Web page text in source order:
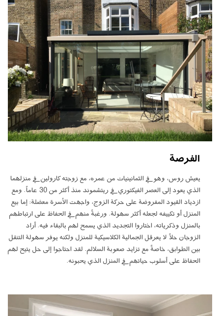
الفرصة
يعيش روس، وهو في الثمانينيات من عمره، مع زوجته كارولين في منزلهما
الذي يعود إلى العصر الفيكتوري في ريتشموند منذ أكثر من 30 عاماً. ومع
ازدياد القيود المفروضة على حركة الزوج، واجهت الأسرة معضلة: إما بيع
المنزل أو تكييفه لجعله أكثر سهولة. ورغبةً منهم في الحفاظ على ارتباطهم
بالمنزل وذكرياته، اختاروا التجديد الذي يسمح لهم بالبقاء فيه. أراد
الزوجان حلاً لا يعرقل الجمالية الكلاسيكية للمنزل ولكنه يوفر سهولة التنقل
بين الطوابق، خاصةً مع تزايد صعوبة السلالم. لقد احتاجوا إلى حل يتيح لهم
الحفاظ على أسلوب حياتهم في المنزل الذي يحبونه.